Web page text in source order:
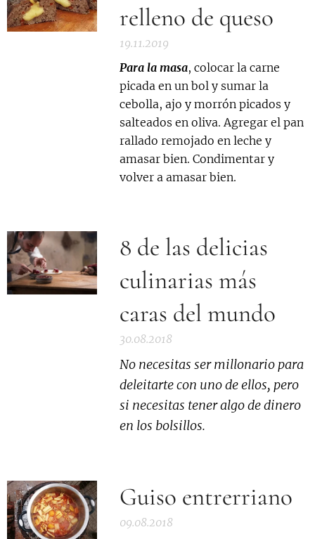
relleno de queso
19.11.2019
Para la masa, colocar la carne
picada en un bol y sumar la
cebolla, ajo y morrón picados y
salteados en oliva. Agregar el pan
rallado remojado en leche y
amasar bien. Condimentar y
volver a amasar bien.
8 de las delicias
culinarias más
caras del mundo
30.08.2018
No necesitas ser millonario para
deleitarte con uno de ellos, pero
si necesitas tener algo de dinero
en los bolsillos.
Guiso entrerriano
09.08.2018